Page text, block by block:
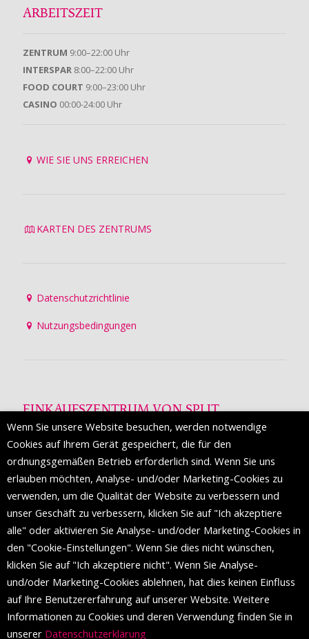
ARBEITSZEIT
ZENTRUM 9:00–22:00 Uhr
INTERSPAR 8:00–22:00 Uhr
FOOD COURT 9:00–23:00 Uhr
CASINO 00:00-24:00 Uhr
WIE SIE UNS ERREICHEN
KARTEN DES ZENTRUMS
Datenschutzrichtlinie
Nutzungsbedingungen
EINKAUFSZENTRUM VON SPLIT
Die Mall of Split
ist ein prestigeträchtiges Einkaufsziel mit
etwa 200 Einzelhandelsmarken und einer Reihe von
Weltmodemarken, die zum ersten Mal in Split erscheinen.
FOLGEN SIE UNS
Wenn Sie unsere Website besuchen, werden notwendige
Cookies auf Ihrem Gerät gespeichert, die für den
ordnungsgemäßen Betrieb erforderlich sind. Wenn Sie uns
erlauben möchten, Analyse- und/oder Marketing-Cookies zu
verwenden, um die Qualität der Website zu verbessern und
unser Geschäft zu verbessern, klicken Sie auf "Ich akzeptiere
alle" oder aktivieren Sie Analyse- und/oder Marketing-Cookies in
den "Cookie-Einstellungen". Wenn Sie dies nicht wünschen,
klicken Sie auf "Ich akzeptiere nicht". Wenn Sie Analyse-
und/oder Marketing-Cookies ablehnen, hat dies keinen Einfluss
auf Ihre Benutzererfahrung auf unserer Website. Weitere
Informationen zu Cookies und deren Verwendung finden Sie in
unserer Datenschutzerklärung